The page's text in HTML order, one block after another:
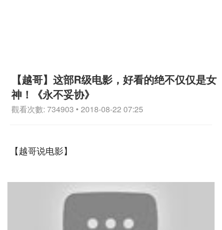
【越哥】这部R级电影，好看的绝不仅仅是女
神！《永不妥协》
觀看次數: 734903 • 2018-08-22 07:25
【越哥说电影】